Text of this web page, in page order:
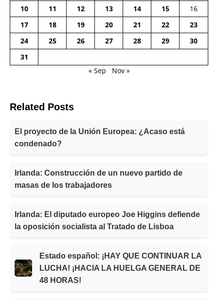
10
11 12 13 14 15
16
17
18 19 20 21 22
23
24
25 26 27 28 29
30
31
« Sep
Nov »
Related Posts
El proyecto de la Unión Europea: ¿Acaso está
condenado?
Irlanda: Construcción de un nuevo partido de
masas de los trabajadores
Irlanda: El diputado europeo Joe Higgins defiende
la oposición socialista al Tratado de Lisboa
Estado español: ¡HAY QUE CONTINUAR LA
LUCHA! ¡HACIA LA HUELGA GENERAL DE
48 HORAS!